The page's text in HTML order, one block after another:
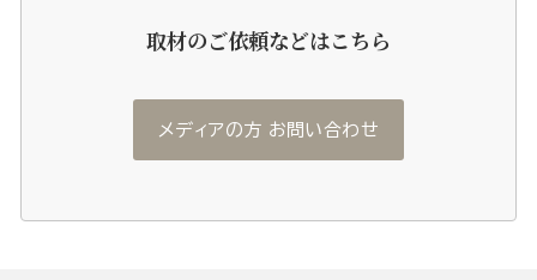
取材のご依頼などはこちら
メディアの方 お問い合わせ